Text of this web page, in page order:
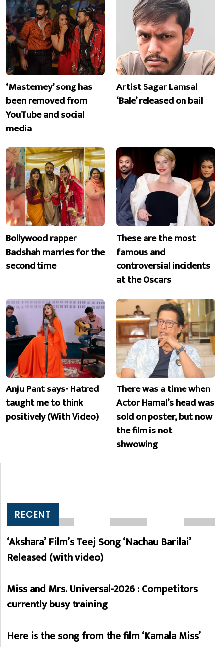
‘Masterney’ song has
been removed from
YouTube and social
media
Artist Sagar Lamsal
‘Bale’ released on bail
Bollywood rapper
Badshah marries for the
second time
These are the most
famous and
controversial incidents
at the Oscars
Anju Pant says- Hatred
taught me to think
positively (With Video)
There was a time when
Actor Hamal’s head was
sold on poster, but now
the film is not
shwowing
RECENT
‘Akshara’ Film’s Teej Song ‘Nachau Barilai’
Released (with video)
Miss and Mrs. Universal-2026 : Competitors
currently busy training
Here is the song from the film ‘Kamala Miss’